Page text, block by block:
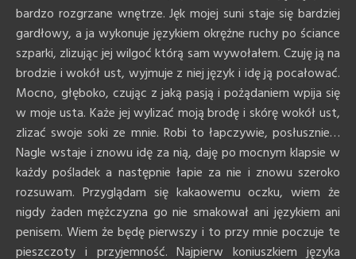
bardzo rozgrzane wnętrze. Jęk mojej suni staje się bardziej
gardłowy, a ja wykonuje językiem okrężne ruchy po ściance
szparki, zlizując jej wilgoć którą sam wywołałem. Czuję ją na
brodzie i wokół ust, wyjmuje z niej język i idę ją pocałować.
Mocno, głęboko, czując z jaką pasją i pożądaniem wpija się
w moje usta. Każe jej wylizać moją brodę i skórę wokół ust,
zlizać swoje soki ze mnie. Robi to łapczywie, posłusznie…
Nagle wstaje i znowu idę za nią, daję po mocnym klapsie w
każdy pośladek a następnie łapie za nie i znowu szeroko
rozsuwam. Przyglądam się kakaowemu oczku, wiem że
nigdy żaden mężczyzna go nie smakował ani językiem ani
penisem. Wiem że będę pierwszy i to przy mnie poczuje te
pieszczoty i przyjemność. Najpierw koniuszkiem języka